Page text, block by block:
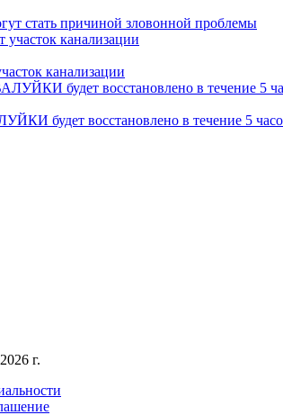
стать причиной зловонной проблемы
канализации
будет восстановлено в течение 5
г.